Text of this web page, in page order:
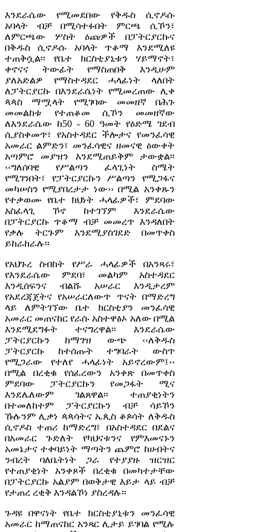
እንደራሴው የሚመደበው የቅዱስ ሲኖዶሱ
አባላት ብቻ በሚሳተፉበት ምርጫ ሲኾን፣
ለምርጫው ሦስት ዕጩዎች በፓትርያርኩና
በቅዱስ ሲኖዶሱ አባላት ጥቆማ እንደሚለዩ
ተጠቅሷል፡፡ የቤተ ክርስቲያኒቱን ሃይማኖት፣
ቀኖናና ትውፊት የማስጠበቅ እንዲሁም
ያለአድልዎ የማስተዳደር ሓላፊነት ላለበት
ለፓትርያርኩ በእንደራሴነት የሚመረጠው ሊቀ
ጳጳስ ማሟላት የሚገባው መመዘኛ በሕጉ
መመልከቱ የተጠቆመ ሲኾን መመዘኛው
ለእንደራሴው ከ50 - 60 ዓመት የዕድሜ ገደብ
ሲያስቀመጥ፣ የአስተዳደር ችሎታና የመንፈሳዊ
አመራር ልምድን፣ መንፈሳዊና ዘመናዊ ዕውቀት
አጣምሮ መያዝን እንደሚጠይቅም ታውቋል፡፡
‹‹ግለሰባዊ የሥልጣን ፈላጊነት ስሜት
የሚገንበት፣ የፓትርያርኩን ሥልጣን የሚጋፋና
መካሠስን የሚያበረታታ ነው›› በሚል አንቀጹን
የተቃወሙ የቤተ ክህነት ሓላፊዎች፣ ምደባው
አስፈላጊ ኾኖ ከተገኘም እንደራሴው
በፓትርያርኩ ጥቆማ ብቻ መመረጥ እንዳለበት
የቃሉ ትርጉም እንደሚያስገደድ በመጥቀስ
ይከራከራሉ፡፡
የአህጉረ ስብከት የሥራ ሓላፊዎች በአንጻሩ፣
የእንደራሴው ምደባ፣ መልካም አስተዳደር
እንዲሰፍንና ብልሹ አሠራር እንዲታረም
የአደረጃጀትና የአሠራርለውጥ ጥናት በማድረግ
ላይ ለምትገኘው ቤተ ክርስቲያን መንፈሳዊ
አመራር መጠናከር የራሱ አስተዋፅኦ አለው በሚል
እንደሚደግፉት ተናግረዋል፡፡ እንደራሴው
ፓትርያርኩን ከማገዝ ውጭ ‹‹ለቅዱስ
ፓትርያርኩ ከተሰጡት ተግባራት ውስጥ
የሚጋራው የተለየ ሓላፊነት አይኖረውም፤››
በሚል በረቂቁ የሰፈረውን አንቀጽ በመጥቀስ
ምደባው ፓትርያርኩን የመጋፋት ሚና
እንደሌለውም ገልጸዋል፡፡ ተጠያቂነትን
በተመለከተም ፓትርያርኩን ብቻ ሳይኾን
ኹሉንም ሊቃነ ጳጳሳትና ኤጲስ ቆጶሳት ለቅዱስ
ሲኖዶስ ተጠሪ ከማድረግ፣ በአስተዳደር በደልና
በአመራር ጉድለት የካህናቱንና የምእመናኑን
አመኔታና ተቀባይነት ማጣትን ጨምሮ ከሀብትና
ንብረት ባለቤትነት ጋራ የተያያዙ ዝርዝር
የተጠያቂነት አንቀጾች በረቂቁ በመካተታቸው
በፓትርያርኩ አልያም በወቅታዊ እይታ ላይ ብቻ
የታጠረ ረቂቅ እንዳልኾነ ያስረዳሉ፡፡
ጉዳዩ በዋናነት የቤተ ክርስቲያኒቱን መንፈሳዊ
አመራር ከማጠናከር አንጻር ሊታይ ይገባል የሚሉ